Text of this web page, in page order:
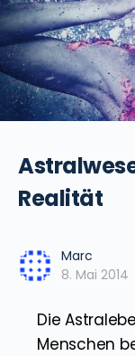
Realität
Marc
8. Mai 2014
Die
Menschen